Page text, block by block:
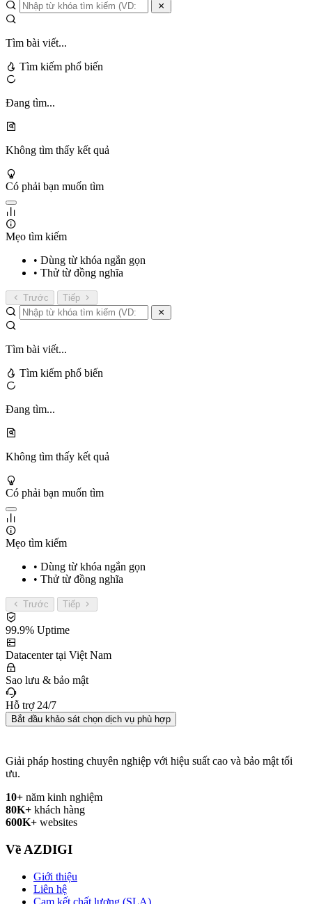
Tìm bài viết...
Tìm kiếm phổ biến
Đang tìm...
Không tìm thấy kết quả
Có phải bạn muốn tìm
Mẹo tìm kiếm
• Dùng từ khóa ngắn gọn
• Thử từ đồng nghĩa
Trước Tiếp
Tìm bài viết...
Tìm kiếm phổ biến
Đang tìm...
Không tìm thấy kết quả
Có phải bạn muốn tìm
Mẹo tìm kiếm
• Dùng từ khóa ngắn gọn
• Thử từ đồng nghĩa
Trước Tiếp
99.9% Uptime
Datacenter tại Việt Nam
Sao lưu & bảo mật
Hỗ trợ 24/7
Bắt đầu khảo sát chọn dịch vụ phù hợp
Giải pháp hosting chuyên nghiệp với hiệu suất cao và bảo mật tối
ưu.
10+ năm kinh nghiệm
80K+ khách hàng
600K+ websites
Về AZDIGI
Giới thiệu
Liên hệ
Cam kết chất lượng (SLA)